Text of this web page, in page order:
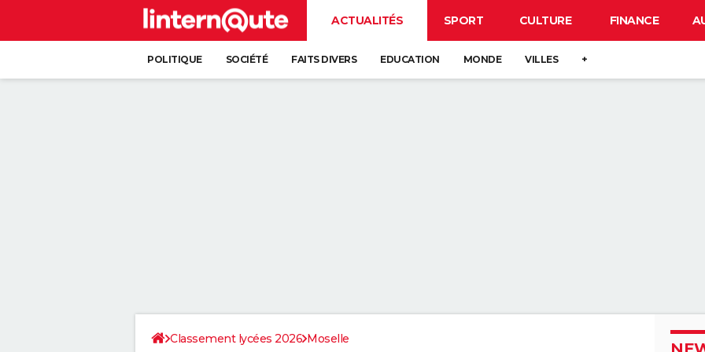
ACTUALITÉS SPORT CULTURE FINANCE
POLITIQUE SOCIÉTÉ FAITS DIVERS EDUCATION MONDE VILLES +
Classement lycées 2026 Moselle